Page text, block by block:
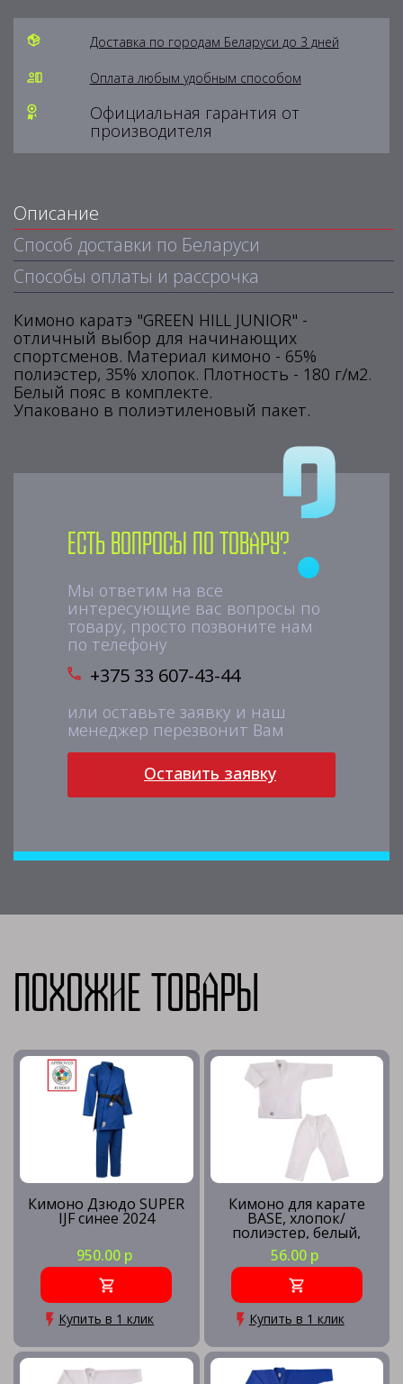
Доставка по городам Беларуси до 3 дней
Оплата любым удобным способом
Официальная гарантия от
производителя
Описание
Способ доставки по Беларуси
Способы оплаты и рассрочка
Кимоно каратэ "GREEN HILL JUNIOR" -
отличный выбор для начинающих
спортсменов. Материал кимоно - 65%
полиэстер, 35% хлопок. Плотность - 180 г/м2.
Белый пояс в комплекте.
Упаковано в полиэтиленовый пакет.
Есть вопросы по товару?
Мы ответим на все
интересующие вас вопросы по
товару, просто позвоните нам
по телефону
+375 33 607-43-44
или оставьте заявку и наш
менеджер перезвонит Вам
Оставить заявку
Похожие товары
Кимоно Дзюдо SUPER
IJF синее 2024
950.00 р
Купить в 1 клик
Кимоно для карате
BASE, хлопок/
полиэстер, белый,
0/130
56.00 р
Купить в 1 клик